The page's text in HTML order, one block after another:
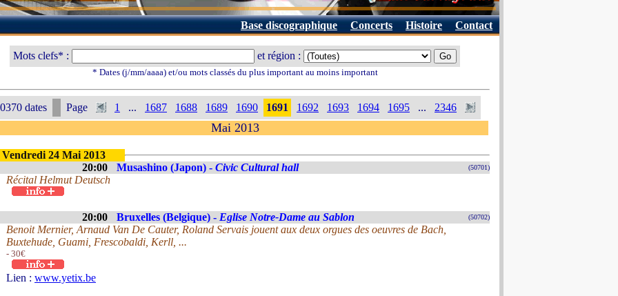
Base discographique Concerts Histoire Contact
Mots clefs* : et région :
* Dates (j/mm/aaaa) et/ou mots classés du plus important au moins important
dates Page 1 ... 1687 1688 1689 1690 1691 1692 1693 1694 1695 ... 2346
Mai 2013
Vendredi 24 Mai 2013
20:00
Musashino (Japon) - Civic Cultural hall (50701)
Récital Helmut Deutsch
20:00 Bruxelles (Belgique) - Eglise Notre-Dame au Sablon (50702)
Benoit Mernier, Arnaud Van De Cauter, Roland Servais jouent aux deux orgues des oeuvres de Bach,
Buxtehude, Guami, Frescobaldi, Kerll, ...
- 30€
Lien : www.yetix.be